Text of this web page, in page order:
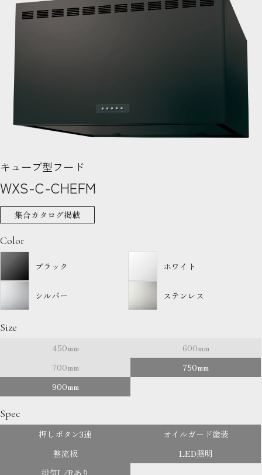
キューブ型フード
WXS-C-CHEFM
集合カタログ掲載
Color
ブラック ホワイト
シルバー ステンレス
Size
450mm
600mm
700mm
750mm
900mm
Spec
押しボタン3速
オイルガード塗装
整流板
LED照明